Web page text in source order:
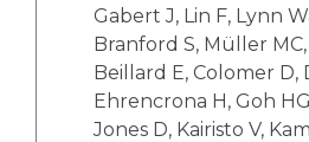
Gabert J, Lin F, Lynn
Branford S, Müller
Beillard E, Colomer D,
Ehrencrona H, Goh
Jones D, Kairisto V,